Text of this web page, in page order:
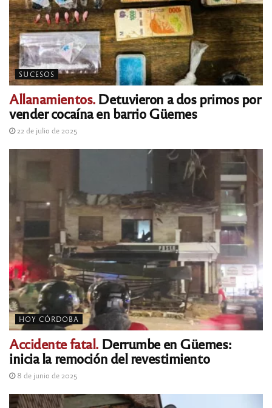
SUCESOS
Allanamientos.Detuvieron a dos primos por
vender cocaína en barrio Güemes
22 de julio de 2025
HOY CÓRDOBA
Accidente fatal.Derrumbe en Güemes:
inicia la remoción del revestimiento
8 de junio de 2025